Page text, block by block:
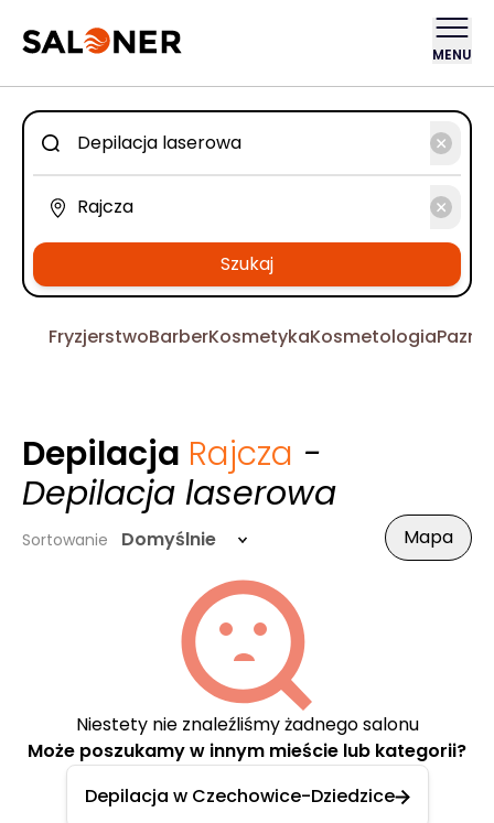
MENU
Szukaj
FryzjerstwoBarberKosmetykaKosmetologia
Depilacja Rajcza -
Depilacja laserowa
Sortowanie Domyślnie Mapa
Niestety nie znaleźliśmy żadnego salonu
Może poszukamy w innym mieście lub kategorii?
Depilacja w Czechowice-Dziedzice